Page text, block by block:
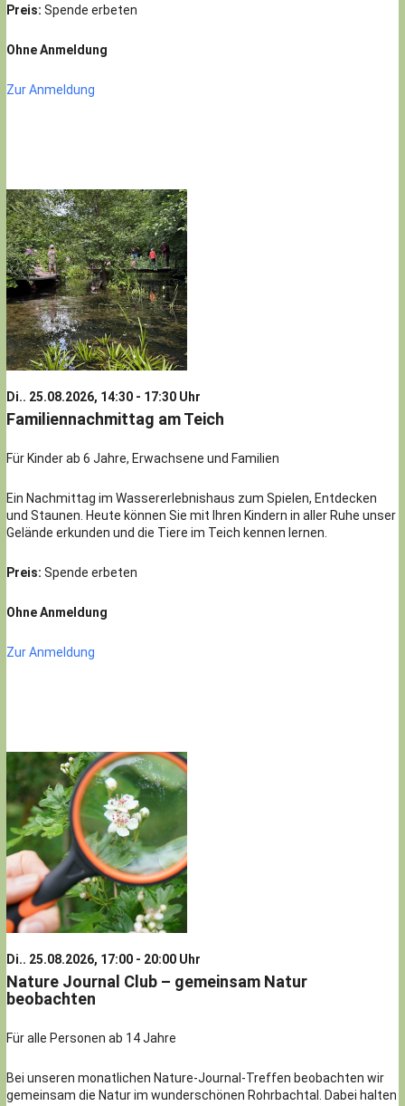
Preis: Spende erbeten
Ohne Anmeldung
Zur Anmeldung
Di.. 25.08.2026, 14:30 - 17:30 Uhr
Familiennachmittag am Teich
Für Kinder ab 6 Jahre, Erwachsene und Familien
Ein Nachmittag im Wassererlebnishaus zum Spielen, Entdecken
und Staunen. Heute können Sie mit Ihren Kindern in aller Ruhe unser
Gelände erkunden und die Tiere im Teich kennen lernen.
Preis: Spende erbeten
Ohne Anmeldung
Zur Anmeldung
Di.. 25.08.2026, 17:00 - 20:00 Uhr
Nature Journal Club – gemeinsam Natur
beobachten
Für alle Personen ab 14 Jahre
Bei unseren monatlichen Nature-Journal-Treffen beobachten wir
gemeinsam die Natur im wunderschönen Rohrbachtal. Dabei halten